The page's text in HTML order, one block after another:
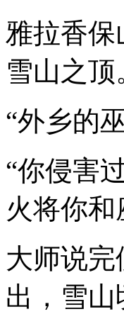
雅拉香
雪山之
“外乡的
“你侵害
火将你
大师说
出，雪